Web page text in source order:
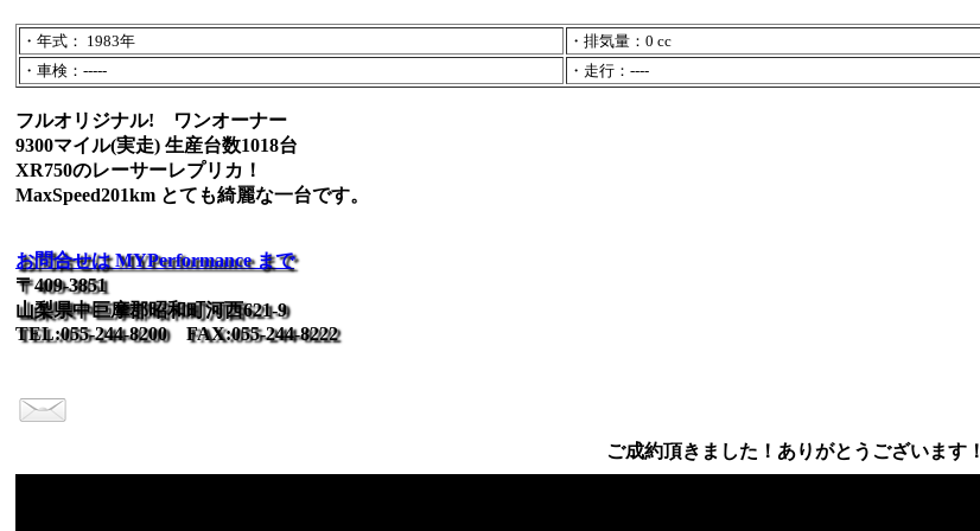
・年式： 1983年
・排気量：0 cc
・車検：-----
・走行：----
フルオリジナル! ワンオーナー
9300マイル(実走) 生産台数1018台
XR750のレーサーレプリカ！
MaxSpeed201km とても綺麗な一台です。
お問合せは MYPerformance まで
〒409-3851
山梨県中巨摩郡昭和町河西621-9
TEL:055-244-8200 FAX:055-244-8222
ご成約頂きました！ありがとうございます！